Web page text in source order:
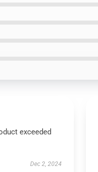
exceeded
Dec 2, 2024